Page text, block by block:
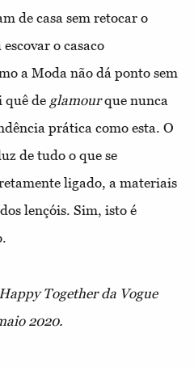
de casa sem retocar o
o casaco
a Moda não dá ponto sem
quê de glamourque nunca
prática como esta. O
de tudo o que se
ligado, a materiais
lençóis. Sim, isto é
Together da Vogue
2020.